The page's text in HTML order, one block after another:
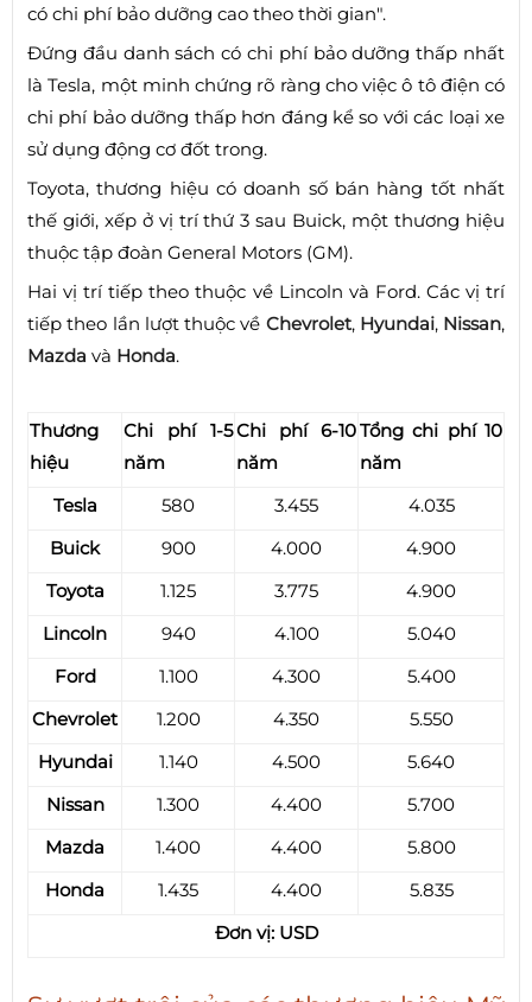
có chi phí bảo dưỡng cao theo thời gian".
Đứng đầu danh sách có chi phí bảo dưỡng thấp nhất
là Tesla, một minh chứng rõ ràng cho việc ô tô điện có
chi phí bảo dưỡng thấp hơn đáng kể so với các loại xe
sử dụng động cơ đốt trong.
Toyota, thương hiệu có doanh số bán hàng tốt nhất
thế giới, xếp ở vị trí thứ 3 sau Buick, một thương hiệu
thuộc tập đoàn General Motors (GM).
Hai vị trí tiếp theo thuộc về Lincoln và Ford. Các vị trí
tiếp theo lần lượt thuộc về Chevrolet, Hyundai, Nissan,
Mazda và Honda.
Thương
hiệu
Chi phí 1-5
năm
Chi phí 6-10
năm
Tổng chi phí 10
năm
Tesla
580 3.455
4.035
Buick
900 4.000
4.900
Toyota
1.125 3.775
4.900
Lincoln
940 4.100
5.040
Ford
1.100 4.300
5.400
Chevrolet
1.200 4.350
5.550
Hyundai
1.140 4.500
5.640
Nissan
1.300 4.400
5.700
Mazda
1.400 4.400
5.800
Honda
1.435 4.400
5.835
Đơn vị: USD